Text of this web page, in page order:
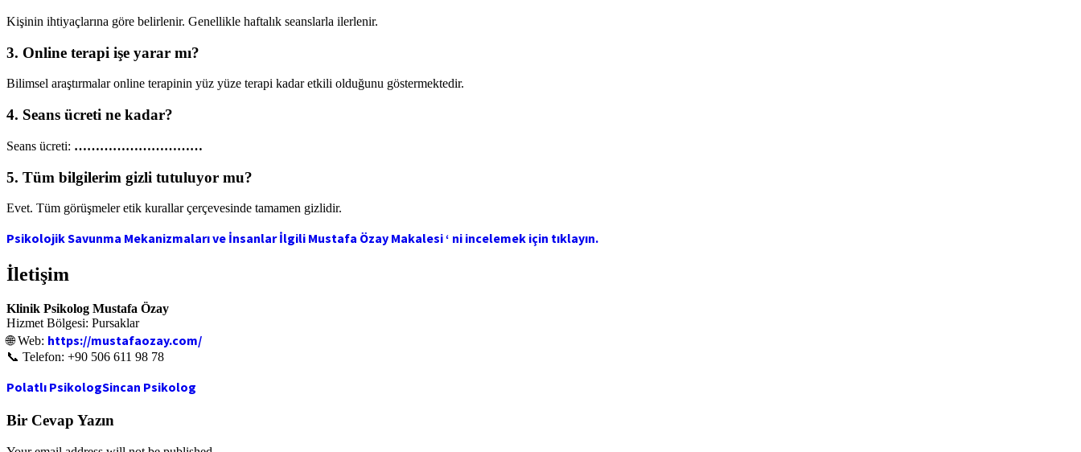
Kişinin ihtiyaçlarına göre belirlenir. Genellikle haftalık seanslarla ilerlenir.
3. Online terapi işe yarar mı?
Bilimsel araştırmalar online terapinin yüz yüze terapi kadar etkili olduğunu göstermektedir.
4. Seans ücreti ne kadar?
Seans ücreti: …………………………
5. Tüm bilgilerim gizli tutuluyor mu?
Evet. Tüm görüşmeler etik kurallar çerçevesinde tamamen gizlidir.
Psikolojik Savunma Mekanizmaları ve İnsanlar İlgili Mustafa Özay Makalesi ‘ ni incelemek için tıklayın.
İletişim
Klinik Psikolog Mustafa Özay
Hizmet Bölgesi: Pursaklar
🌐 Web: https://mustafaozay.com/
📞 Telefon: +90 506 611 98 78
Polatlı PsikologSincan Psikolog
Bir Cevap Yazın